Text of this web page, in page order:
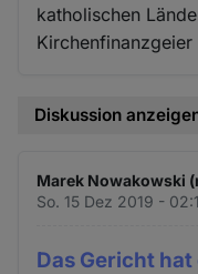
katholischen
Kirchenfinanzgeier
Diskussion
Marek Nowakowski
So. 15 Dez 2019 -
Das Gericht